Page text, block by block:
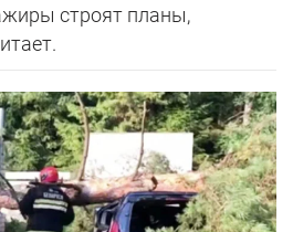
строят планы,